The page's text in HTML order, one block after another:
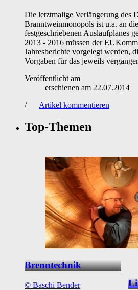
Die letztmalige Verlängerung des
Branntweinmonopols ist u.a. an
festgeschriebenen Auslaufplanes
2013 - 2016 müssen der
Jahresberichte vorgelegt werden,
Vorgaben für das jeweils
Veröffentlicht am
erschienen am 22.07.2014
/
Artikel kommentieren
Top-Themen
Brenntechnik
© Baschi Bender